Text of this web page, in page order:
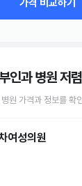
인과 병원저
원 가격과 정보를 확
여성의원